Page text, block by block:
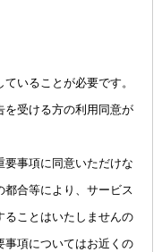
いることが必要です。
受ける方の利用同意が
事項に同意いただけな
都合等により、サービス
ることはいたしませんの
事項についてはお近くの